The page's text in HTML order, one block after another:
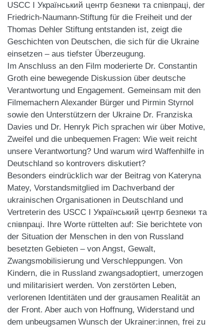
USCC I Український центр безпеки та співпраці, der
Friedrich-Naumann-Stiftung für die Freiheit und der
Thomas Dehler Stiftung entstanden ist, zeigt die
Geschichten von Deutschen, die sich für die Ukraine
einsetzen – aus tiefster Überzeugung.
Im Anschluss an den Film moderierte Dr. Constantin
Groth eine bewegende Diskussion über deutsche
Verantwortung und Engagement. Gemeinsam mit den
Filmemachern Alexander Bürger und Pirmin Styrnol
sowie den Unterstützern der Ukraine Dr. Franziska
Davies und Dr. Henryk Pich sprachen wir über Motive,
Zweifel und die unbequemen Fragen: Wie weit reicht
unsere Verantwortung? Und warum wird Waffenhilfe in
Deutschland so kontrovers diskutiert?
Besonders eindrücklich war der Beitrag von Kateryna
Matey, Vorstandsmitglied im Dachverband der
ukrainischen Organisationen in Deutschland und
Vertreterin des USCC I Український центр безпеки та
співпраці. Ihre Worte rüttelten auf: Sie berichtete von
der Situation der Menschen in den von Russland
besetzten Gebieten – von Angst, Gewalt,
Zwangsmobilisierung und Verschleppungen. Von
Kindern, die in Russland zwangsadoptiert, umerzogen
und militarisiert werden. Von zerstörten Leben,
verlorenen Identitäten und der grausamen Realität an
der Front. Aber auch von Hoffnung, Widerstand und
dem unbeugsamen Wunsch der Ukrainer:innen, frei zu